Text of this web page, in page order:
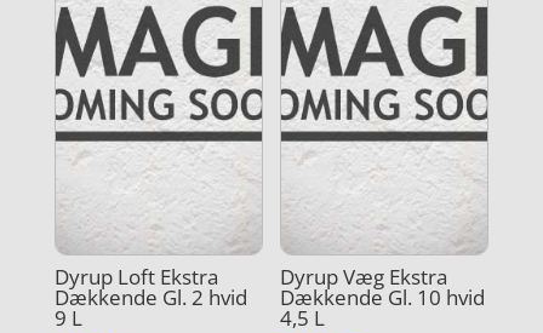
Dyrup Loft Ekstra
Dækkende Gl. 2 hvid
9 L
Dyrup Væg Ekstra
Dækkende Gl. 10 hvid
4,5 L